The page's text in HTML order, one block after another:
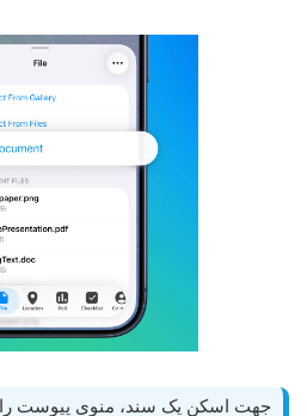
جهت اسکن یک سند، منوی پیوست را